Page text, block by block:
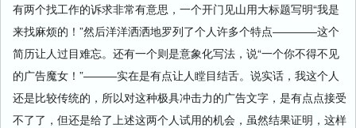
有两个找工作的诉求非常有意思，一个开门见山用大标题写明“我是
来找麻烦的！”然后洋洋洒洒地罗列了个人许多个特点――――这个
简历让人过目难忘。还有一个则是意象化写法，说“一个你不得不见
的广告魔女！”―――实在是有点让人瞠目结舌。说实话，我这个人
还是比较传统的，所以对这种极具冲击力的广告文字，是有点点接受
不了了，但还是给了上述这两个人试用的机会，虽然结果证明，这样